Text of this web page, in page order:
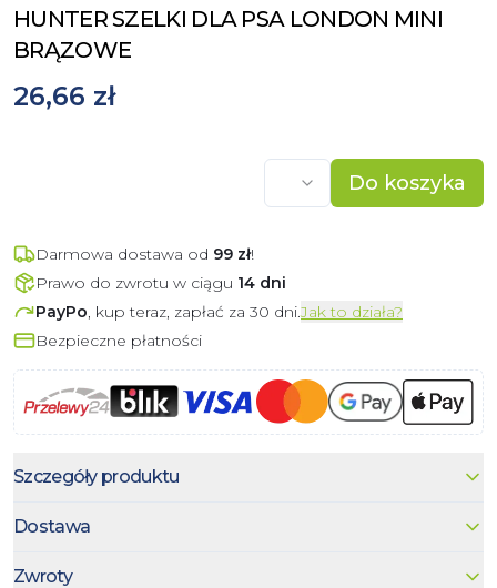
HUNTER SZELKI DLA PSA LONDON MINI
BRĄZOWE
26,66 zł
Do koszyka
Darmowa dostawa od 99 zł!
Prawo do zwrotu w ciągu 14 dni
PayPo, kup teraz, zapłać za 30 dni.Jak to działa?
Bezpieczne płatności
Szczegóły produktu
Dostawa
Zwroty